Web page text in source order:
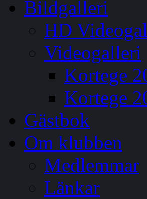
Bildgalleri
HD
Videogalleri
Kortege
Kortege
Gästbok
Om klubben
Medlemmar
Länkar